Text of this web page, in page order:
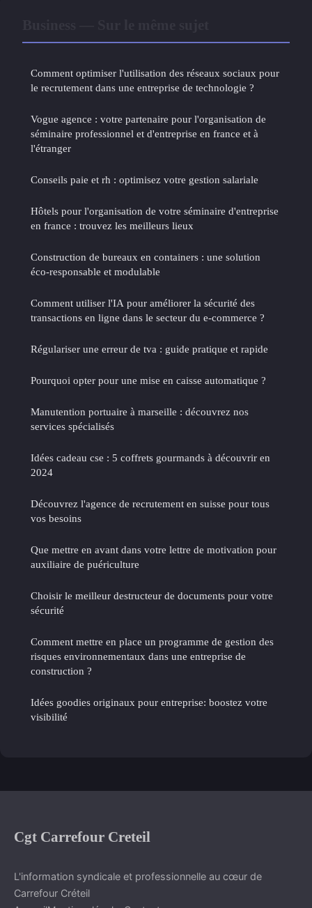
Comment optimiser l'utilisation des réseaux sociaux pour
le recrutement dans une entreprise de technologie ?
Vogue agence : votre partenaire pour l'organisation de
séminaire professionnel et d'entreprise en france et à
l'étranger
Conseils paie et rh : optimisez votre gestion salariale
Hôtels pour l'organisation de votre séminaire d'entreprise
en france : trouvez les meilleurs lieux
Construction de bureaux en containers : une solution
éco-responsable et modulable
Comment utiliser l'IA pour améliorer la sécurité des
transactions en ligne dans le secteur du e-commerce ?
Régulariser une erreur de tva : guide pratique et rapide
Pourquoi opter pour une mise en caisse automatique ?
Manutention portuaire à marseille : découvrez nos
services spécialisés
Idées cadeau cse : 5 coffrets gourmands à découvrir en
2024
Découvrez l'agence de recrutement en suisse pour tous
vos besoins
Que mettre en avant dans votre lettre de motivation pour
auxiliaire de puériculture
Choisir le meilleur destructeur de documents pour votre
sécurité
Comment mettre en place un programme de gestion des
risques environnementaux dans une entreprise de
construction ?
Idées goodies originaux pour entreprise: boostez votre
visibilité
Cgt Carrefour Creteil
L'information syndicale et professionnelle au cœur de
Carrefour Créteil